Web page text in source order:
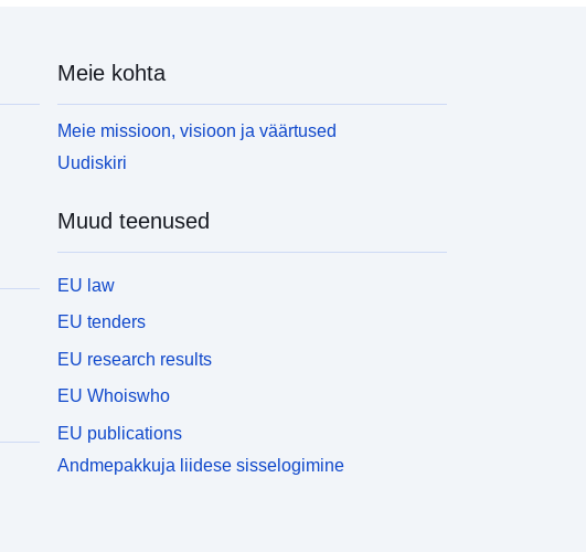
Meie kohta
Meie missioon, visioon ja väärtused
Uudiskiri
Muud teenused
EU law
EU tenders
EU research results
EU Whoiswho
EU publications
Andmepakkuja liidese sisselogimine